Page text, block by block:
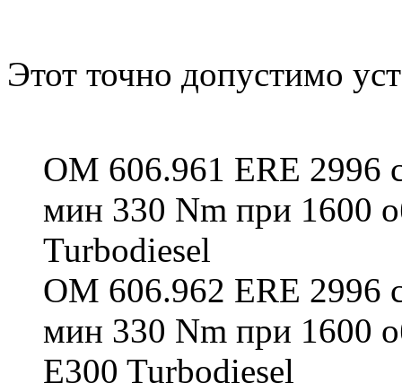
Этот точно допустимо
OM 606.961 ERE 2996
мин 330 Nm при 1600
Turbodiesel
OM 606.962 ERE 2996
мин 330 Nm при 1600
E300 Turbodiesel